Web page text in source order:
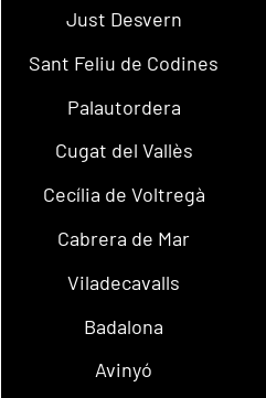
Just Desvern
Sant Feliu de Codines
Palautordera
Cugat del Vallès
Cecília de Voltregà
Cabrera de Mar
Viladecavalls
Badalona
Avinyó